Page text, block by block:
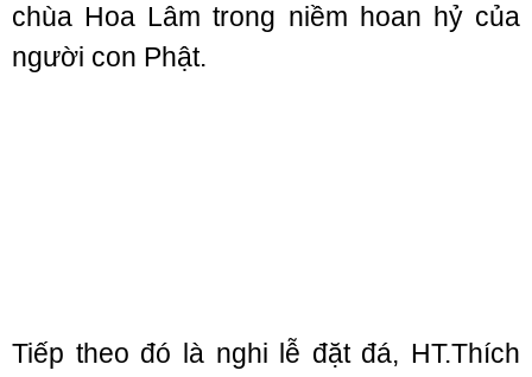
chùa Hoa Lâm trong niềm hoan hỷ của
người con Phật.
Tiếp theo đó là nghi lễ đặt đá, HT.Thích